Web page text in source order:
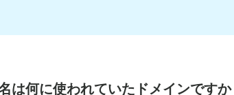
は何に使われていたドメインですか